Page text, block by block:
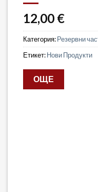
12,00 €
Категория:Резервни
Етикет:Нови Продукти
ОЩЕ